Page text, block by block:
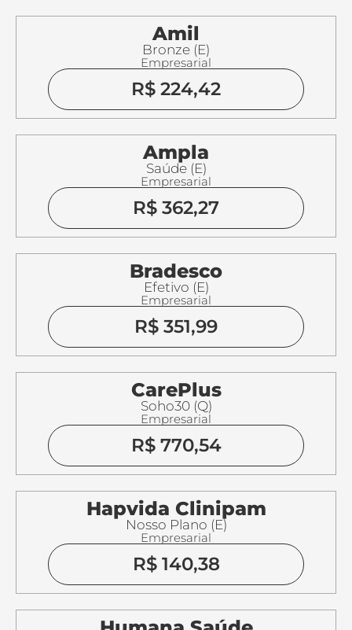
Amil
Bronze (E)
Empresarial
R$ 224,42
Ampla
Saúde (E)
Empresarial
R$ 362,27
Bradesco
Efetivo (E)
Empresarial
R$ 351,99
CarePlus
Soho30 (Q)
Empresarial
R$ 770,54
Hapvida Clinipam
Nosso Plano (E)
Empresarial
R$ 140,38